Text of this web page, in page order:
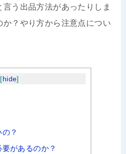
う出品方法があったりしま
？やり方から注意点につい
[hide]
？
があるのか？